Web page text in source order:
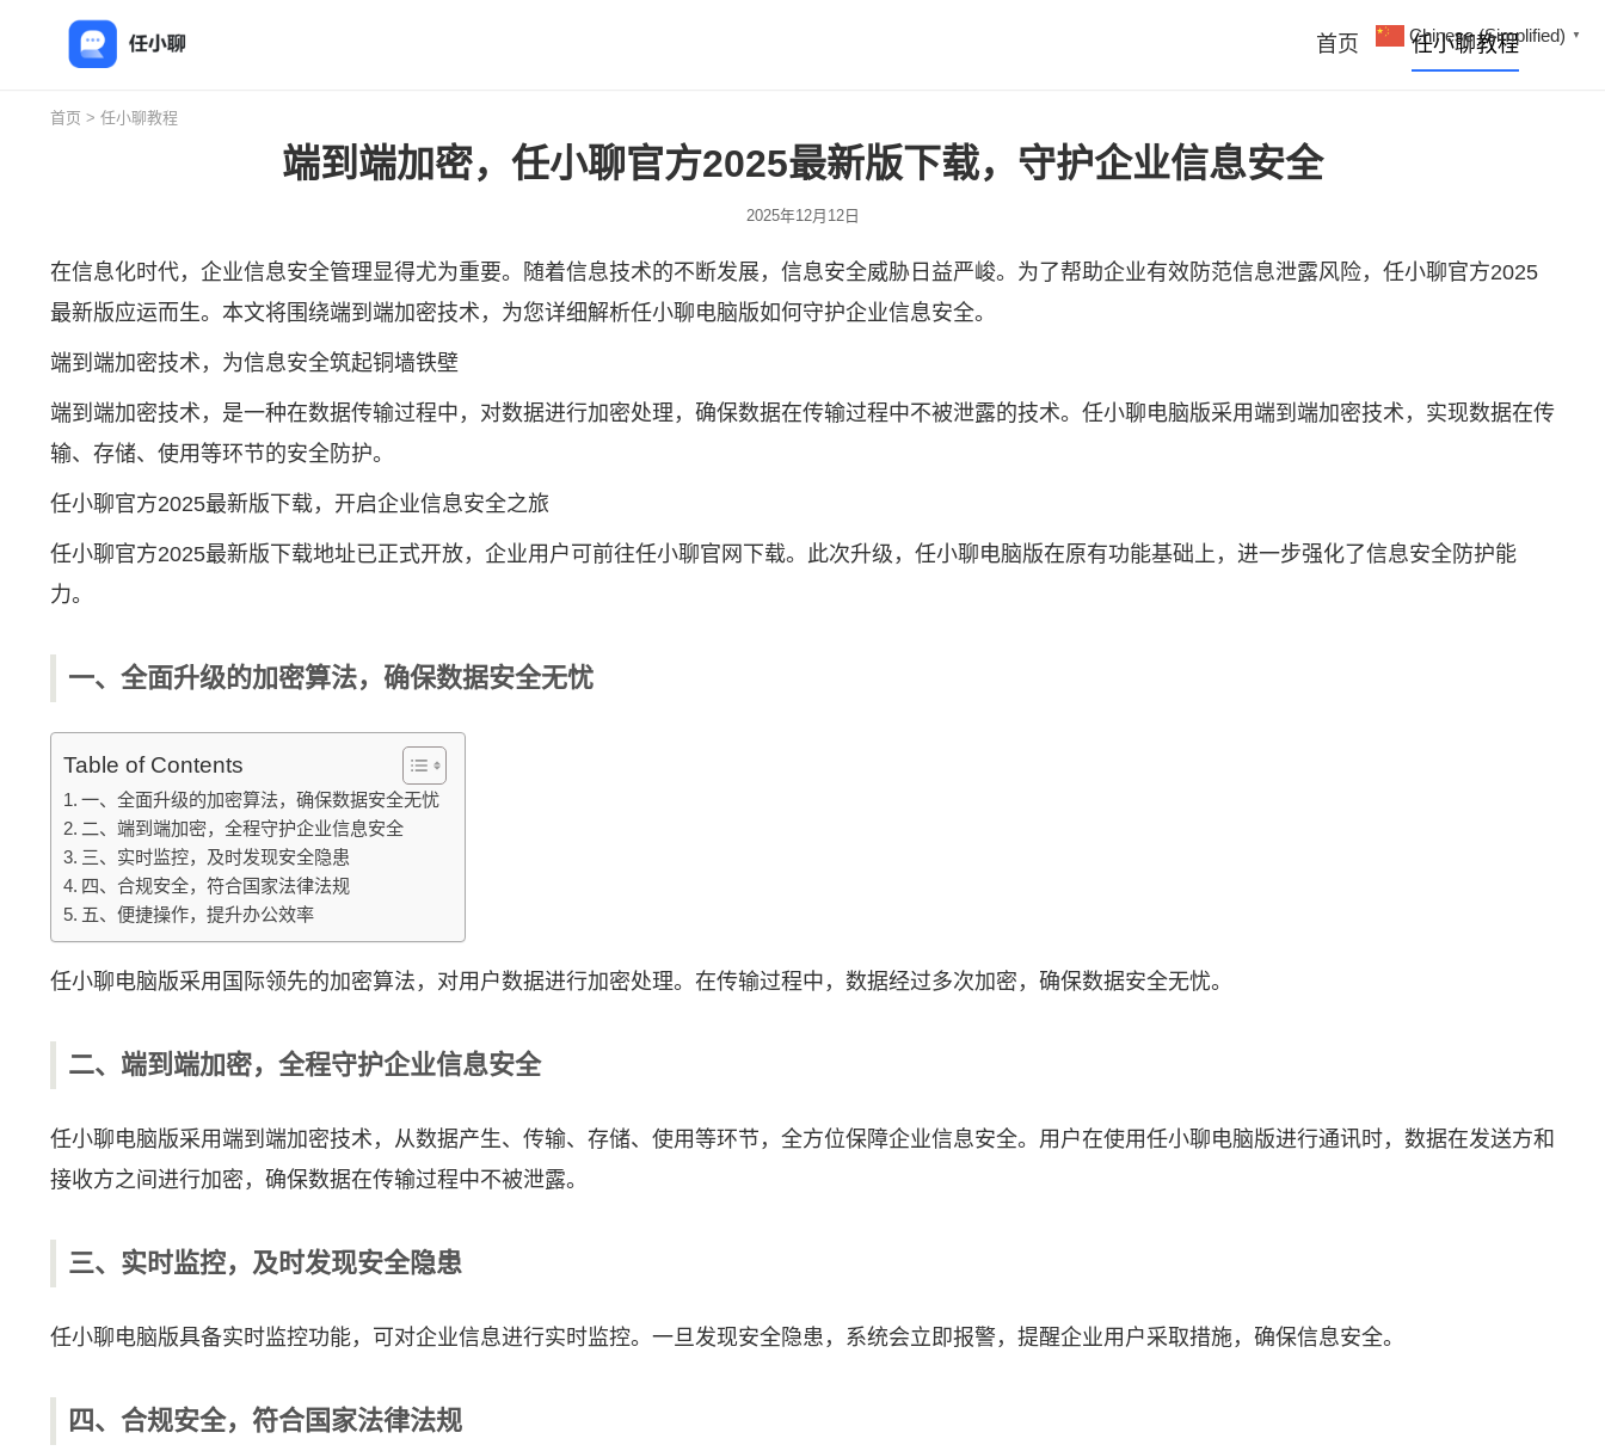
首页 任小聊教程
首页 > 任小聊教程
端到端加密，任小聊官方2025最新版下载，守护企业信息安全
2025年12月12日
在信息化时代，企业信息安全管理显得尤为重要。随着信息技术的不断发展，信息安全威胁日益严峻。为了帮助企业有效防范信息泄露风险， 任小聊官方2025
最新版应运而生。本文将围绕端到端加密技术，为您详细解析任小聊电脑版如何守护企业信息安全。
端到端加密技术，为信息安全筑起铜墙铁壁
端到端加密技术，是一种在数据传输过程中，对数据进行加密处理，确保数据在传输过程中不被泄露的技术。任小聊电脑版采用端到端加密技术，实现数据在传
输、存储、使用等环节的安全防护。
任小聊官方2025最新版下载，开启企业信息安全之旅
任小聊官方2025最新版下载地址已正式开放，企业用户可前往任小聊官网 下载。此次升级，任小聊电脑版在原有功能基础上，进一步强化了信息安全防护能
力。
一、全面升级的加密算法，确保数据安全无忧
Table of Contents
一、全面升级的加密算法，确保数据安全无忧
二、端到端加密，全程守护企业信息安全
三、实时监控，及时发现安全隐患
四、合规安全，符合国家法律法规
五、便捷操作，提升办公效率
任小聊电脑版采用国际领先的加密算法，对用户数据进行加密处理。在传输过程中，数据经过多次加密，确保数据安全无忧。
二、端到端加密，全程守护企业信息安全
任小聊电脑版采用端到端加密技术，从数据产生、传输、存储、使用等环节，全方位保障企业信息安全。用户在使用任小聊电脑版进行通讯时，数据在发送方和
接收方之间进行加密，确保数据在传输过程中不被泄露。
三、实时监控，及时发现安全隐患
任小聊电脑版具备实时监控功能，可对企业信息进行实时监控。一旦发现安全隐患，系统会立即报警，提醒企业用户采取措施，确保信息安全。
四、合规安全，符合国家法律法规
Chinese (Simplified) ▼